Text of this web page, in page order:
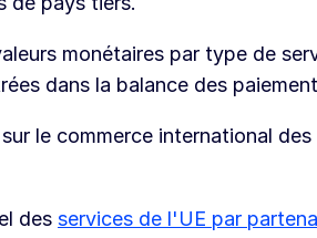
monétaires par type de
dans la balance des
le commerce international
des services de l'UE par